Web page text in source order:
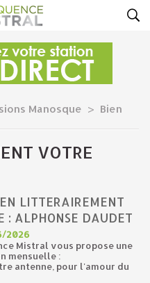
Manosque > Bien
VOTRE
LITTERAIREMENT
: ALPHONSE DAUDET
2026
Mistral vous propose une
mensuelle :
antenne, pour l'amour du